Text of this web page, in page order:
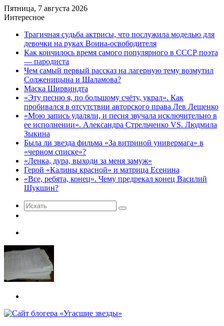
Пятница, 7 августа 2026
Интересное
Трагичная судьба актрисы, что послужила моделью для
девочки на руках Воина-освободителя
Как кончилось время самого популярного в СССР поэта
— пародиста
Чем самый первый рассказ на лагерную тему возмутил
Солженицына и Шаламова?
Маска Ширвиндта
«Эту песню я, по большому счёту, украл». Как
пробивался в отсутствии авторского права Лев Лещенко
«Мою запись удаляли, и песня звучала исключительно в
ее исполнении». Александра Стрельченко VS. Людмила
Зыкина
Была ли звезда фильма «За витриной универмага» в
«черном списке»?
«Ленка, дура, выходи за меня замуж»
Герой «Калины красной» и матрица Есенина
«Все, ребята, конец». Чему предрекал конец Василий
Шукшин?
Искать